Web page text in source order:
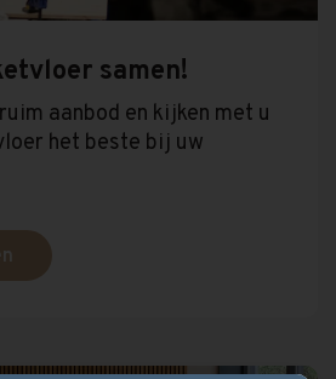
samen!
aanbod en kijken met u
het beste bij uw